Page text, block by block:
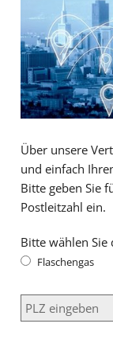
Über unsere
und einfach
Bitte geben Sie
Postleitzahl ein.
Bitte wählen
Bitte wählen Sie
Flaschengas
PLZ eingeben